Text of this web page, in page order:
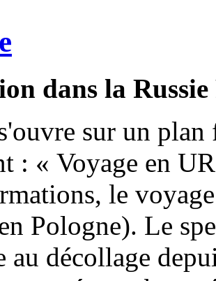
dans la
sur un plan
: « Voyage en
le
Pologne). Le
au décollage